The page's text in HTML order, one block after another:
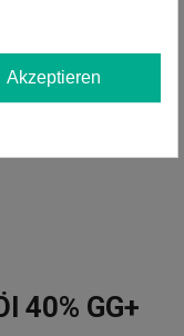
40% GG+
Akzeptieren